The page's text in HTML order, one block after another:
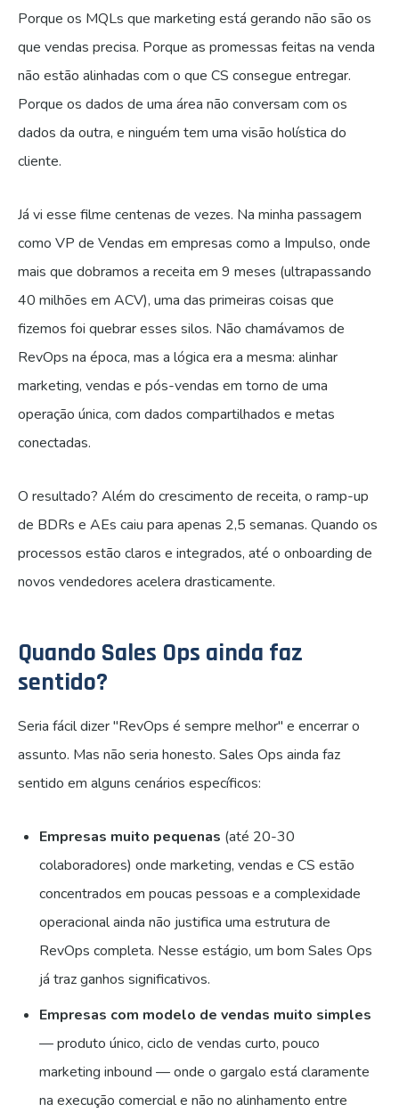
Porque os MQLs que marketing está gerando não são os
que vendas precisa. Porque as promessas feitas na venda
não estão alinhadas com o que CS consegue entregar.
Porque os dados de uma área não conversam com os
dados da outra, e ninguém tem uma visão holística do
cliente.
Já vi esse filme centenas de vezes. Na minha passagem
como VP de Vendas em empresas como a Impulso, onde
mais que dobramos a receita em 9 meses (ultrapassando
40 milhões em ACV), uma das primeiras coisas que
fizemos foi quebrar esses silos. Não chamávamos de
RevOps na época, mas a lógica era a mesma: alinhar
marketing, vendas e pós-vendas em torno de uma
operação única, com dados compartilhados e metas
conectadas.
O resultado? Além do crescimento de receita, o ramp-up
de BDRs e AEs caiu para apenas 2,5 semanas. Quando os
processos estão claros e integrados, até o onboarding de
novos vendedores acelera drasticamente.
Quando Sales Ops ainda faz
sentido?
Seria fácil dizer "RevOps é sempre melhor" e encerrar o
assunto. Mas não seria honesto. Sales Ops ainda faz
sentido em alguns cenários específicos:
Empresas muito pequenas (até 20-30
colaboradores) onde marketing, vendas e CS estão
concentrados em poucas pessoas e a complexidade
operacional ainda não justifica uma estrutura de
RevOps completa. Nesse estágio, um bom Sales Ops
já traz ganhos significativos.
Empresas com modelo de vendas muito simples
— produto único, ciclo de vendas curto, pouco
marketing inbound — onde o gargalo está claramente
na execução comercial e não no alinhamento entre